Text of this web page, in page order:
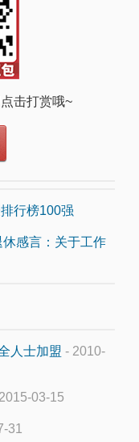
击打赏哦~
行榜100强
感言：关于工作
人士加盟 - 2010-
03-15
31